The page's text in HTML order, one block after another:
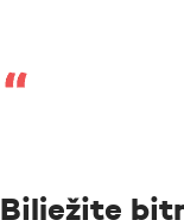
Bilježite